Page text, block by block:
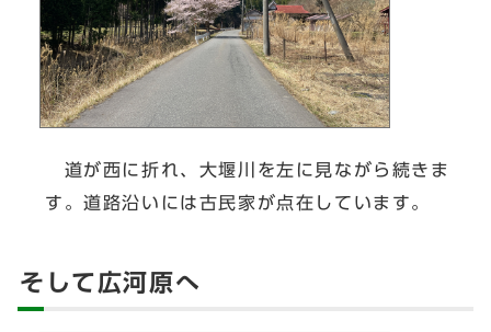
道が西に折れ、大堰川を左に見ながら続きま
す。道路沿いには古民家が点在しています。
そして広河原へ